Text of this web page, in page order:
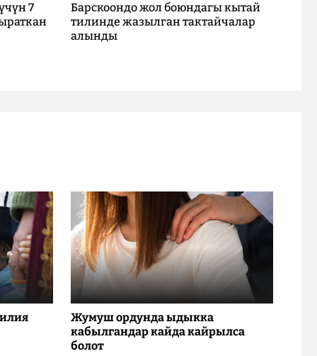
7
Барскоондо жол боюндагы кытай
тилинде жазылган тактайчалар
алынды
Жумуш ордунда ыдыкка
кабылгандар кайда кайрылса
болот